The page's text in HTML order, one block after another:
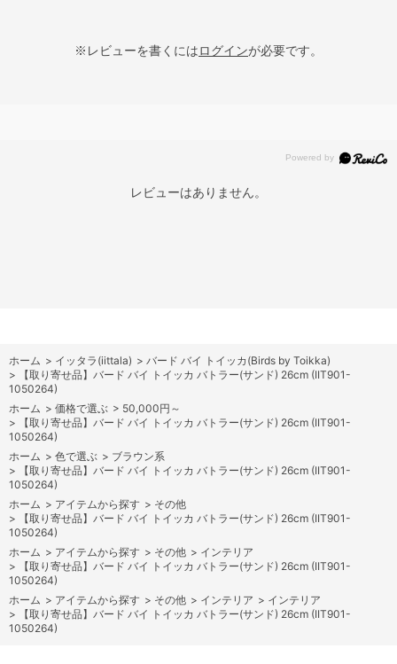
※レビューを書くにはログインが必要です。
レビューはありません。
ホーム > イッタラ(iittala) > バード バイ トイッカ(Birds by Toikka)
>
【取り寄せ品】バード バイ トイッカ バトラー(サンド) 26cm (IIT901-
1050264)
ホーム > 価格で選ぶ > 50,000円～
>
【取り寄せ品】バード バイ トイッカ バトラー(サンド) 26cm (IIT901-
1050264)
ホーム > 色で選ぶ > ブラウン系
>
【取り寄せ品】バード バイ トイッカ バトラー(サンド) 26cm (IIT901-
1050264)
ホーム > アイテムから探す > その他
>
【取り寄せ品】バード バイ トイッカ バトラー(サンド) 26cm (IIT901-
1050264)
ホーム > アイテムから探す > その他 > インテリア
>
【取り寄せ品】バード バイ トイッカ バトラー(サンド) 26cm (IIT901-
1050264)
ホーム > アイテムから探す > その他 > インテリア > インテリア
>
【取り寄せ品】バード バイ トイッカ バトラー(サンド) 26cm (IIT901-
1050264)